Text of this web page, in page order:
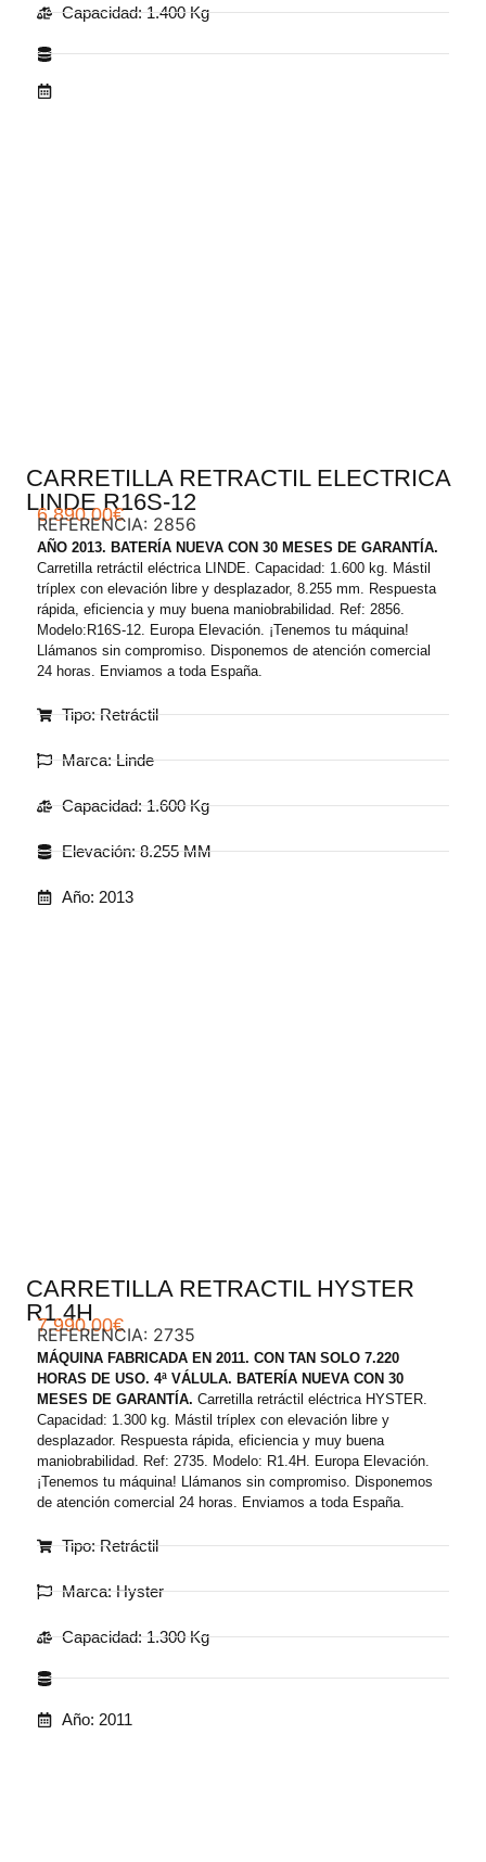
Capacidad: 1.400 Kg
CARRETILLA RETRACTIL ELECTRICA
LINDE R16S-12
6.890,00€
REFERENCIA: 2856
AÑO 2013. BATERÍA NUEVA CON 30 MESES DE GARANTÍA.
Carretilla retráctil eléctrica LINDE. Capacidad: 1.600 kg. Mástil
tríplex con elevación libre y desplazador, 8.255 mm. Respuesta
rápida, eficiencia y muy buena maniobrabilidad. Ref: 2856.
Modelo:R16S-12. Europa Elevación. ¡Tenemos tu máquina!
Llámanos sin compromiso. Disponemos de atención comercial
24 horas. Enviamos a toda España.
Tipo: Retráctil
Marca: Linde
Capacidad: 1.600 Kg
Elevación: 8.255 MM
Año: 2013
CARRETILLA RETRACTIL HYSTER
R1.4H
7.990,00€
REFERENCIA: 2735
MÁQUINA FABRICADA EN 2011. CON TAN SOLO 7.220
HORAS DE USO. 4ª VÁLULA. BATERÍA NUEVA CON 30
MESES DE GARANTÍA. Carretilla retráctil eléctrica HYSTER.
Capacidad: 1.300 kg. Mástil tríplex con elevación libre y
desplazador. Respuesta rápida, eficiencia y muy buena
maniobrabilidad. Ref: 2735. Modelo: R1.4H. Europa Elevación.
¡Tenemos tu máquina! Llámanos sin compromiso. Disponemos
de atención comercial 24 horas. Enviamos a toda España.
Tipo: Retráctil
Marca: Hyster
Capacidad: 1.300 Kg
Año: 2011